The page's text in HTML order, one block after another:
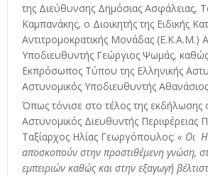
της Διεύθυνσης Δημόσιας Ασφάλειας,
Καμπανάκης, ο Διοικητής της Ειδικής
Αντιτρομοκρατικής Μονάδας (Ε.Κ.Α.Μ.)
Υποδιευθυντής Γεώργιος Ψωμάς,
Εκπρόσωπος Τύπου της Ελληνικής
Αστυνομικός Υποδιευθυντής
Όπως τόνισε στο τέλος της εκδήλωσης
Αστυνομικός Διευθυντής
Ταξίαρχος Ηλίας Γεωργόπουλος: « Οι
αποσκοπούν στην προστιθέμενη γνώση,
εμπειριών καθώς και στην εξαγωγή